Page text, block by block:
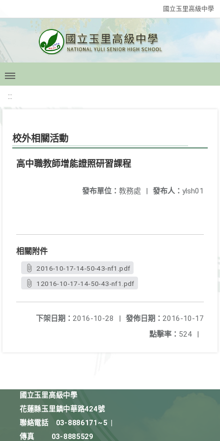
國立玉里高級中學
:::
校外相關活動
高中職教師增能證照研習課程
發布人： ylsh01
發布單位： 教務處 |
相關附件
2016-10-17-14-50-43-nf1.pdf
12016-10-17-14-50-43-nf1.pdf
發佈日期： 2016-10-17
下架日期： 2016-10-28
|
點擊率： 524 |
國立玉里高級中學
花蓮縣玉里鎮中華路424號
聯絡電話
03-8886171~5
傳真
03-8885529